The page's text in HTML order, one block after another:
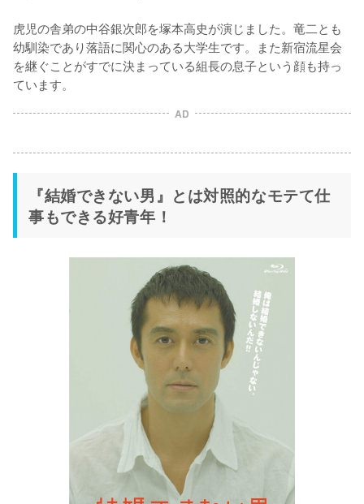
虎児の舎弟の中谷銀次郎を塚本高史が演じました。竜二とも
幼馴染であり落語に関心のある大学生です。また新宿流星会
を継ぐことがすでに決まっている組長の息子という顔も持っ
ています。
AD
『結婚できない男』とは対照的なモテて仕
事もできる好青年！